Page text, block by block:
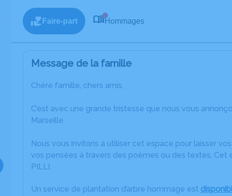
Faire-part Hommages
Message de la famille
Chère famille, chers amis,
C’est avec une grande tristesse que nous vous
Marseille.
Nous vous invitons à utiliser cet espace pour laisser
vos pensées à travers des poèmes ou des textes. Cet
PILLI.
Un service de plantation d’arbre hommage est